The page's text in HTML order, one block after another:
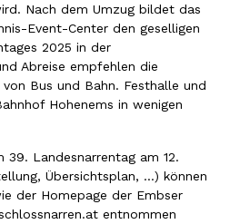
Nach dem Umzug bildet das
Event-Center den geselligen
2025 in der
Abreise empfehlen die
Bus und Bahn. Festhalle und
Hohenems in wenigen
39. Landesnarrentag am 12.
, Übersichtsplan, …) können
der Homepage der Embser
entnommen